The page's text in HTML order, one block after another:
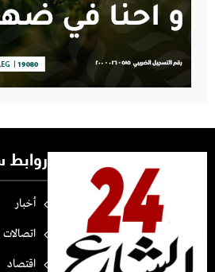
روابط
أخبار
اتصالات
اقتصاد